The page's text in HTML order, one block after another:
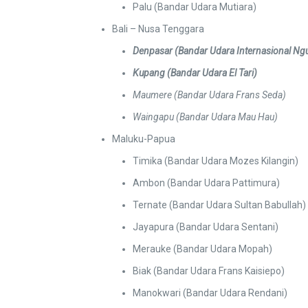
Palu (Bandar Udara Mutiara)
Bali – Nusa Tenggara
Denpasar(Bandar Udara Internasional
Kupang(Bandar Udara El Tari)
Maumere (Bandar Udara Frans Seda)
Waingapu (Bandar Udara Mau Hau)
Maluku-Papua
Timika (Bandar Udara Mozes Kilangin)
Ambon (Bandar Udara Pattimura)
Ternate (Bandar Udara Sultan Babullah)
Jayapura (Bandar Udara Sentani)
Merauke (Bandar Udara Mopah)
Biak (Bandar Udara Frans Kaisiepo)
Manokwari (Bandar Udara Rendani)